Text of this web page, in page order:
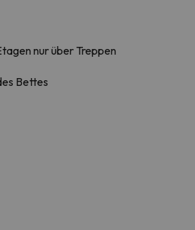
nur über Treppen
Bettes